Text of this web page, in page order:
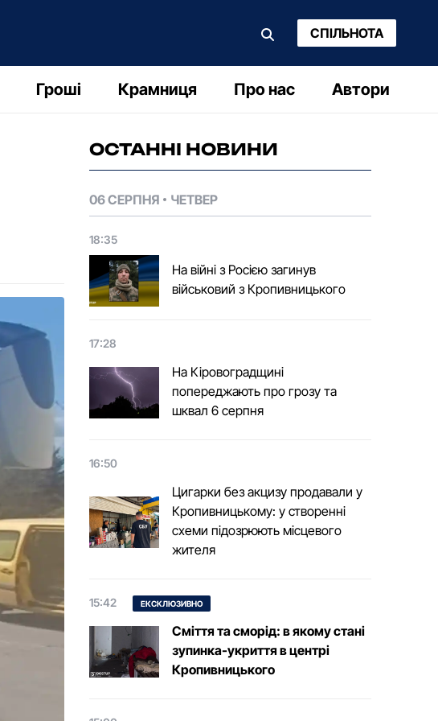
СПІЛЬНОТА
Гроші Крамниця Про нас Автори
ОСТАННІ НОВИНИ
06 СЕРПНЯ ЧЕТВЕР
18:35
На війні з Росією загинув
військовий з Кропивницького
17:28
На Кіровоградщині
попереджають про грозу та
шквал 6 серпня
16:50
Цигарки без акцизу продавали у
Кропивницькому: у створенні
схеми підозрюють місцевого
жителя
15:42 ЕКСКЛЮЗИВНО
Сміття та сморід: в якому стані
зупинка-укриття в центрі
Кропивницького